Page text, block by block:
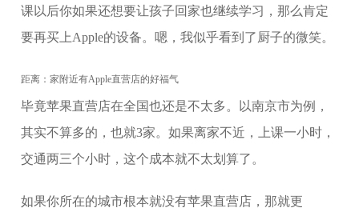
课以后你如果还想要让孩子回家也继续学习，那么肯定
要再买上Apple的设备。嗯，我似乎看到了厨子的微笑。
距离：家附近有Apple直营店的好福气
毕竟苹果直营店在全国也还是不太多。以南京市为例，
其实不算多的，也就3家。如果离家不近，上课一小时，
交通两三个小时，这个成本就不太划算了。
如果你所在的城市根本就没有苹果直营店，那就更